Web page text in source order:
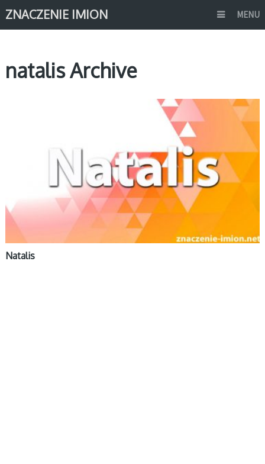
ZNACZENIE IMION MENU
natalis Archive
Natalis